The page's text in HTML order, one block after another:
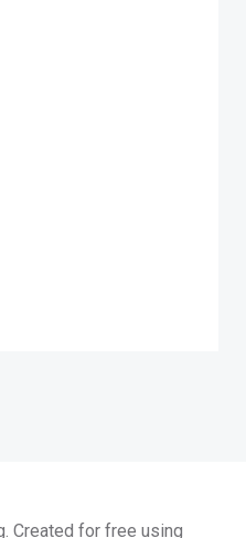
Created for free using